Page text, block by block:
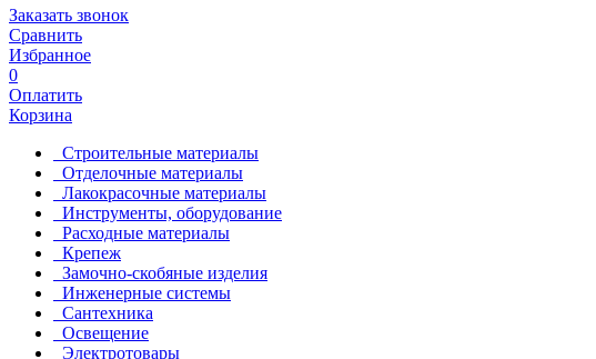
Заказать звонок
Сравнить
Избранное
0
Оплатить
Корзина
Строительные материалы
Отделочные материалы
Лакокрасочные материалы
Инструменты, оборудование
Расходные материалы
Крепеж
Замочно-скобяные изделия
Инженерные системы
Сантехника
Освещение
Электротовары